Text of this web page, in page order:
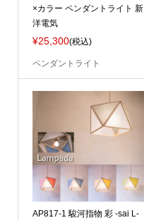
×カラー ペンダントライト 新
洋電気
¥25,300(税込)
ペンダントライト
AP817-1 駿河指物 彩 -sai L-